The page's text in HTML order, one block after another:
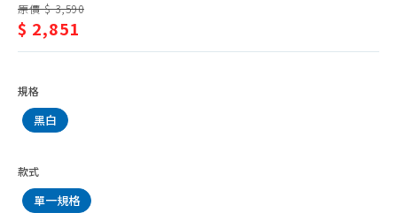
原價 $ 3,590
$ 2,851
規格
黑白
款式
單一規格